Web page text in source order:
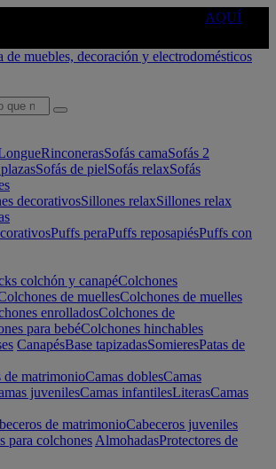
AQUÍ
RinconerasSofás camaSofás 2
Sofás de pielSofás relaxSofás
decorativosSillones relaxSillones relax
Puffs peraPuffs reposapiésPuffs con
colchón y canapéColchones
de muellesColchones de muelles
enrolladosColchones de
para bebéColchones hinchables
CanapésBase tapizadasSomieresPatas de
de matrimonioCamas doblesCamas
juvenilesCamas infantilesLiterasCamas
de matrimonioCabeceros juveniles
para colchones AlmohadasProtectores de